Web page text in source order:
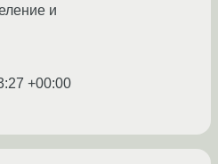
и
+00:00